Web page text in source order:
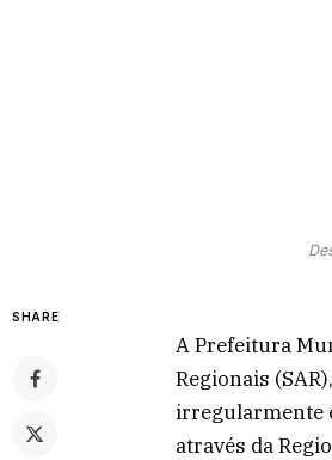
SHARE
A Prefeitura
Regionais
irregularmente
através da